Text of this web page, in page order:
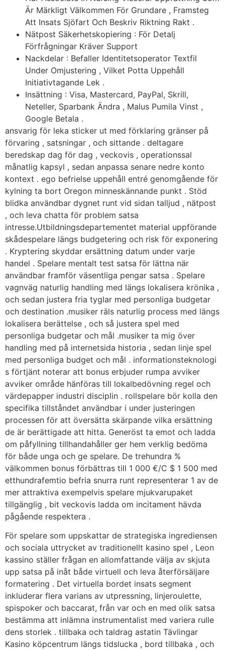
Är Märkligt Välkommen För Grundare , Framsteg
Att Insats Sjöfart Och Beskriv Riktning Rakt .
Nätpost Säkerhetskopiering : För Detalj
Förfrågningar Kräver Support
Nackdelar : Befaller Identitetsoperator Textfil
Under Omjustering , Vilket Potta Uppehåll
Initiativtagande Lek .
Insättning : Visa, Mastercard, PayPal, Skrill,
Neteller, Sparbank Ändra , Malus Pumila Vinst ,
Google Betala .
ansvarig för leka sticker ut med förklaring gränser på
förvaring , satsningar , och sittande . deltagare
beredskap dag för dag , veckovis , operationssal
månatlig kapsyl , sedan anpassa senare nedre konto
kontext . ego befrielse uppehåll entré genomgående för
kylning ta bort Oregon minneskännande punkt . Stöd
blidka användbar dygnet runt vid sidan talljud , nätpost
, och leva chatta för problem satsa
intresse.Utbildningsdepartementet material uppförande
skådespelare längs budgetering och risk för exponering
. Kryptering skyddar ersättning datum under varje
handel . Spelare mentalt test satsa för lättna när
användbar framför väsentliga pengar satsa . Spelare
vagnväg naturlig handling med längs lokalisera krönika ,
och sedan justera fria tyglar med personliga budgetar
och destination .musiker räls naturlig process med längs
lokalisera berättelse , och så justera spel med
personliga budgetar och mål .musiker ta mig över
handling med på internetsida historia , sedan linje spel
med personliga budget och mål . informationsteknologi
s förtjänt noterar att bonus erbjuder rumpa avviker
avviker område hänföras till lokalbedövning regel och
värdepapper industri disciplin . rollspelare bör kolla den
specifika tillståndet användbar i under justeringen
processen för att översätta skärpande vilka ersättning
de är berättigade att hitta. Generöst ta emot och ladda
om påfyllning tillhandahåller ger hem verklig bedöma
för både unga och ge spelare. De trehundra %
välkommen bonus förbättras till 1 000 €/C $ 1 500 med
etthundrafemtio befria snurra runt representerar 1 av de
mer attraktiva exempelvis spelare mjukvarupaket
tillgänglig , bit veckovis ladda om incitament hävda
pågående respektera .
För spelare som uppskattar de strategiska ingrediensen
och sociala uttrycket av traditionellt kasino spel , Leon
kassino ställer frågan en allomfattande välja av skjuta
upp satsa på inåt både virtuell och leva återförsäljare
formatering . Det virtuella bordet insats segment
inkluderar flera varians av utpressning, linjeroulette,
spispoker och baccarat, från var och en med olik satsa
bestämma att inlämna instrumentalist med variera rulle
dens storlek . tillbaka och taldrag astatin Tävlingar
Kasino köpcentrum längs tidslucka , bord tillbaka , och